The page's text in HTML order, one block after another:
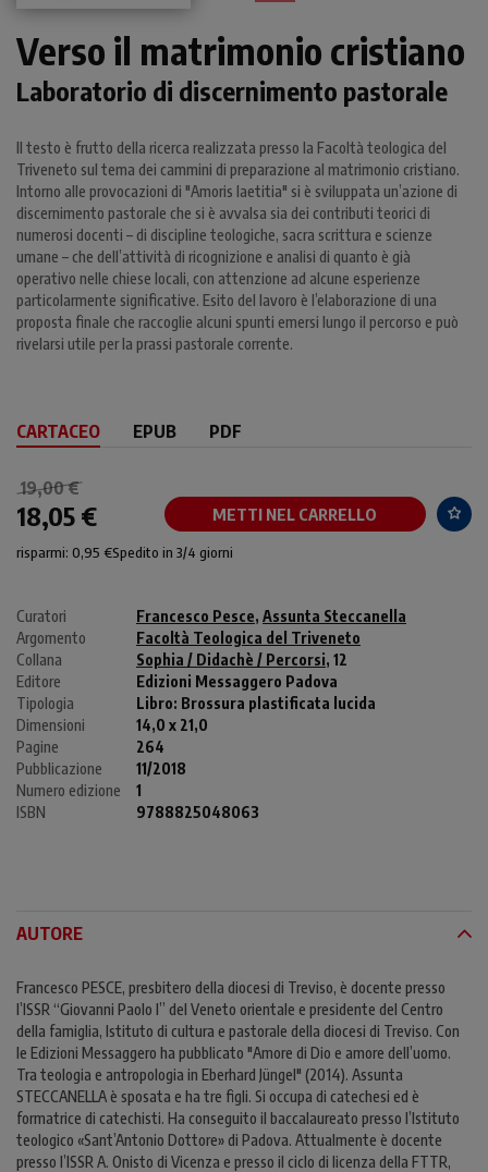
Verso il matrimonio cristiano
Laboratorio di discernimento pastorale
Il testo è frutto della ricerca realizzata presso la Facoltà teologica del
Triveneto sul tema dei cammini di preparazione al matrimonio cristiano.
Intorno alle provocazioni di "Amoris laetitia" si è sviluppata un’azione di
discernimento pastorale che si è avvalsa sia dei contributi teorici di
numerosi docenti – di discipline teologiche, sacra scrittura e scienze
umane – che dell’attività di ricognizione e analisi di quanto è già
operativo nelle chiese locali, con attenzione ad alcune esperienze
particolarmente significative. Esito del lavoro è l’elaborazione di una
proposta finale che raccoglie alcuni spunti emersi lungo il percorso e può
rivelarsi utile per la prassi pastorale corrente.
CARTACEO EPUB PDF
19,00 €
18,05 € METTI NEL CARRELLO
risparmi: 0,95 €Spedito in 3/4 giorni
Curatori Francesco Pesce, Assunta Steccanella
Argomento
Facoltà Teologica del Triveneto
Collana
Sophia / Didachè / Percorsi, 12
Editore
Edizioni Messaggero Padova
Tipologia
Libro: Brossura plastificata lucida
Dimensioni
14,0 x 21,0
Pagine
264
Pubblicazione
11/2018
Numero edizione
1
ISBN
9788825048063
AUTORE
Francesco PESCE, presbitero della diocesi di Treviso, è docente presso
l’ISSR “Giovanni Paolo I” del Veneto orientale e presidente del Centro
della famiglia, Istituto di cultura e pastorale della diocesi di Treviso. Con
le Edizioni Messaggero ha pubblicato "Amore di Dio e amore dell’uomo.
Tra teologia e antropologia in Eberhard Jüngel" (2014). Assunta
STECCANELLA è sposata e ha tre figli. Si occupa di catechesi ed è
formatrice di catechisti. Ha conseguito il baccalaureato presso l’Istituto
teologico «Sant’Antonio Dottore» di Padova. Attualmente è docente
presso l’ISSR A. Onisto di Vicenza e presso il ciclo di licenza della FTTR,